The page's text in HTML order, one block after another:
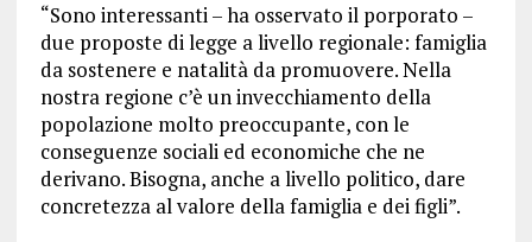
“Sono interessanti – ha osservato il porporato –
due proposte di legge a livello regionale: famiglia
da sostenere e natalità da promuovere. Nella
nostra regione c’è un invecchiamento della
popolazione molto preoccupante, con le
conseguenze sociali ed economiche che ne
derivano. Bisogna, anche a livello politico, dare
concretezza al valore della famiglia e dei figli”.